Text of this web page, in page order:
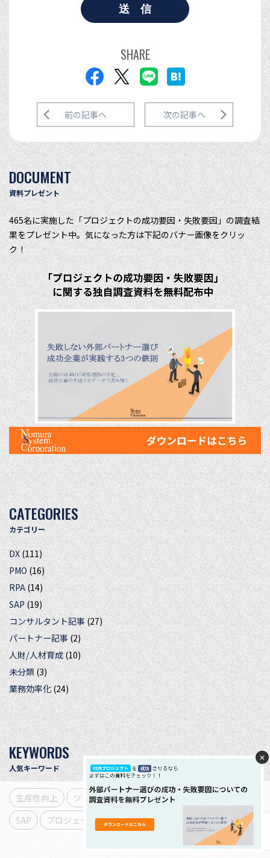
SHARE
前の記事へ 次の記事へ
DOCUMENT
資料プレゼント
465名に実施した「プロジェクトの成功要因・失敗要因」の調査結
果をプレゼント中。気になった方は下記のバナー画像をクリッ
ク！
CATEGORIES
カテゴリー
DX(111)
PMO(16)
RPA(14)
SAP (19)
コンサルタント記事 (27)
パートナー記事 (2)
人財/人材育成 (10)
未分類 (3)
業務効率化(24)
KEYWORDS
人気キーワード
生産性向上 ツール DX RFP RPA
SAP
プロジェクト ERPシステム 仕事術
✕
クッキー説明を表示
当サイトでは快適なサービスを提供するために、クッキ
ー（cookie）を使用しています。 当サイトをご利用いた
だく場合は、クッキーの使用に同意いただいたものとみ
同意して閉じる